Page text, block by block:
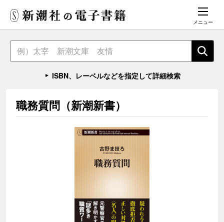
メニュー
ISBN、レーベルなどを指定して詳細検索
職務質問（新潮新書）